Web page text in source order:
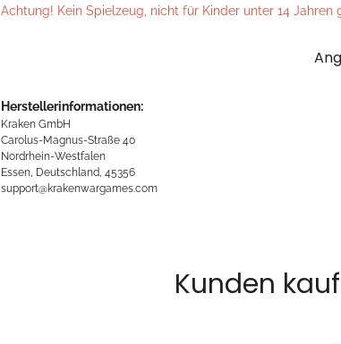
Achtung! Kein Spielzeug, nicht für Kinder unter 14 Jahren
Herstellerinformationen:
Kraken GmbH
Carolus-Magnus-Straße 40
Nordrhein-Westfalen
Essen, Deutschland, 45356
support@krakenwargames.com
Kunden